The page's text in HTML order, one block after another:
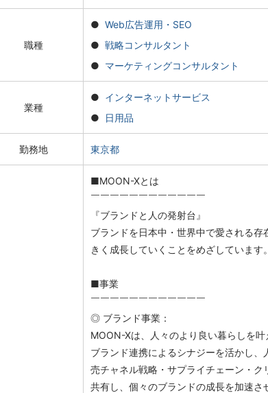
職種
Web広告運用・SEO
戦略コンサルタント
マーケティングコンサルタント
業種
インターネットサービス
日用品
勤務地 東京都
■MOON-Xとは
￣￣￣￣￣￣￣￣￣￣￣￣
『ブランドと人の発射台』
ブランドを日本中・世界中で愛される
きく成長していくことをめざしています。
■事業
￣￣￣￣￣￣￣￣￣￣￣￣
◎ ブランド事業：
MOON-Xは、人々のより良い暮らしを
ブランド連携によるシナジーを活かし
売チャネル戦略・サプライチェーン・
共有し、個々のブランドの成長を加速さ